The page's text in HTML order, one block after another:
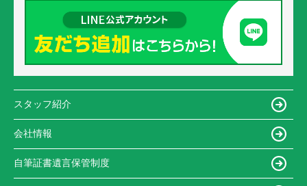
スタッフ紹介
会社情報
自筆証書遺言保管制度